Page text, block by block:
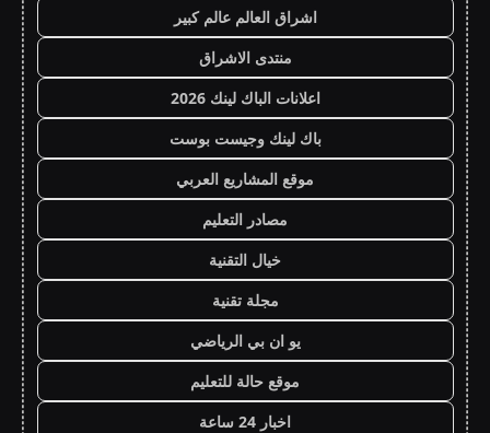
اشراق العالم عالم كبير
منتدى الاشراق
اعلانات الباك لينك 2026
باك لينك وجيست بوست
موقع المشاريع العربي
مصادر التعليم
خيال التقنية
مجلة تقنية
يو ان بي الرياضي
موقع حالة للتعليم
اخبار 24 ساعة